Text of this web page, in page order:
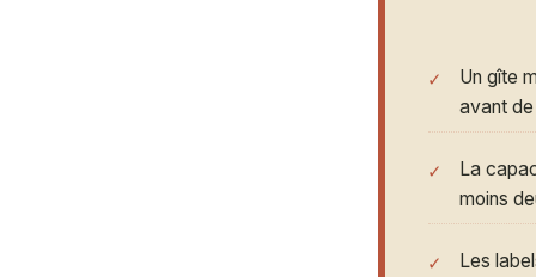
Un gîte
avant
La
moins
Les